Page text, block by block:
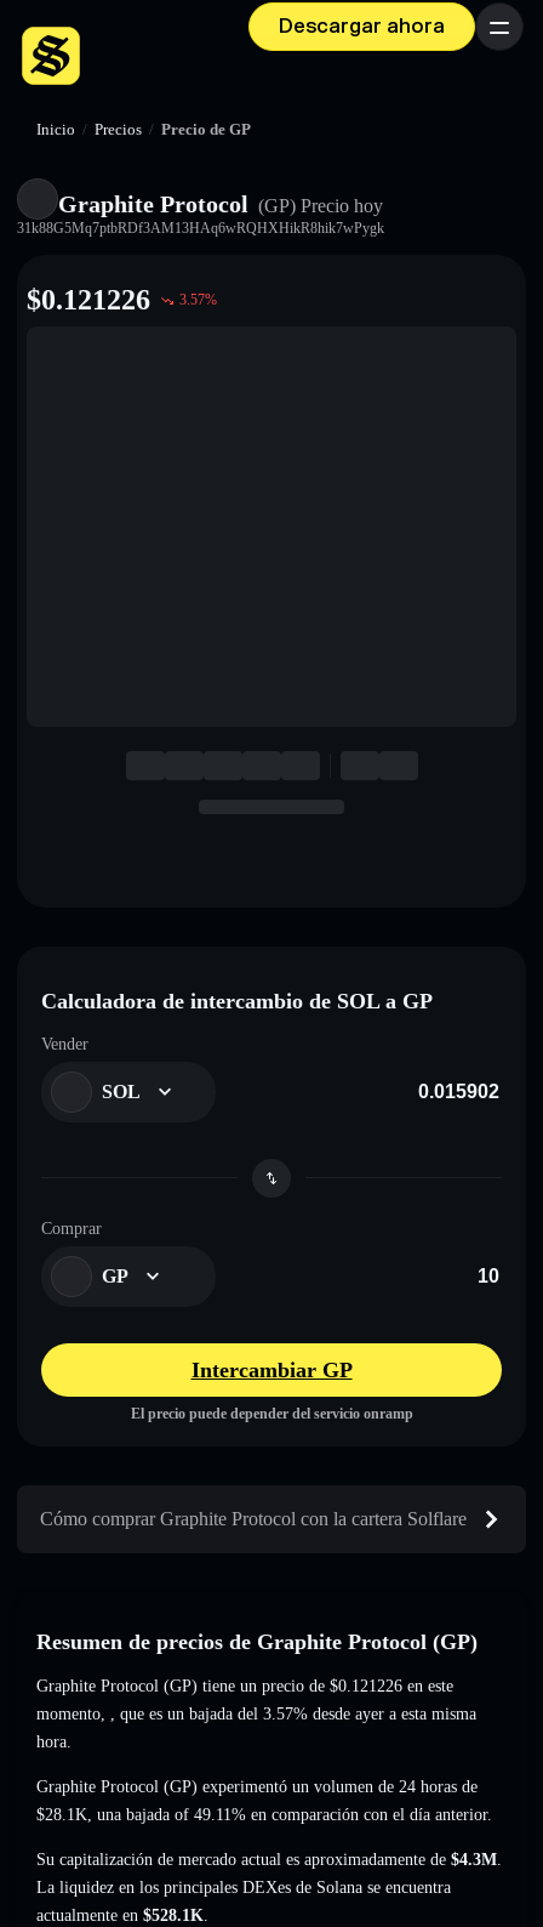
Descargar ahora Menú
Inicio / Precios / Precio de GP
Graphite Protocol (GP) Precio hoy
31k88G5Mq7ptbRDf3AM13HAq6wRQHXHikR8hik7wPygk
$0.121226 3.57%
Calculadora de intercambio de SOL a GP
Vender
SOL
Comprar
GP
Intercambiar GP
El precio puede depender del servicio onramp
Cómo comprar Graphite Protocol con la cartera Solflare
Resumen de precios de Graphite Protocol (GP)
Graphite Protocol (GP) tiene un precio de $0.121226 en este
momento, , que es un bajada del 3.57% desde ayer a esta misma
hora.
Graphite Protocol (GP) experimentó un volumen de 24 horas de
$28.1K, una bajada of 49.11% en comparación con el día anterior.
Su capitalización de mercado actual es aproximadamente de $4.3M.
La liquidez en los principales DEXes de Solana se encuentra
actualmente en $528.1K.